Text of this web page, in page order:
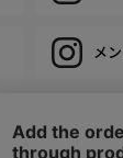
メ
ポリシー